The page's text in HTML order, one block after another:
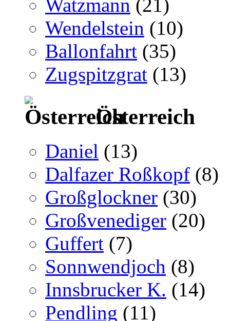
Watzmann (21)
Wendelstein (10)
Ballonfahrt (35)
Zugspitzgrat (13)
Österreich
Daniel (13)
Dalfazer Roßkopf (8)
Großglockner (30)
Großvenediger (20)
Guffert (7)
Sonnwendjoch (8)
Innsbrucker K. (14)
Pendling (11)